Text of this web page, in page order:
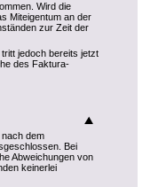
Wird die
Miteigentum an der
zur Zeit der
jedoch bereits jetzt
des Faktura-
dem
Bei
Abweichungen von
keinerlei